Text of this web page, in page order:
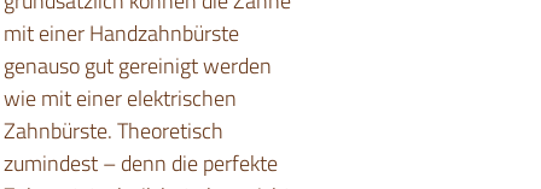
mit einer Handzahnbürste
genauso gut gereinigt werden
wie mit einer elektrischen
Zahnbürste. Theoretisch
zumindest – denn die perfekte